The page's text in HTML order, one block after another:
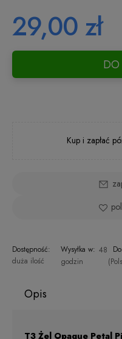
29,00 zł
DO
Kup i zapłać
Dostępność:
duża ilość
Wysyłka w: 48
godzin
Opis
T3 Żel Opaque Petal